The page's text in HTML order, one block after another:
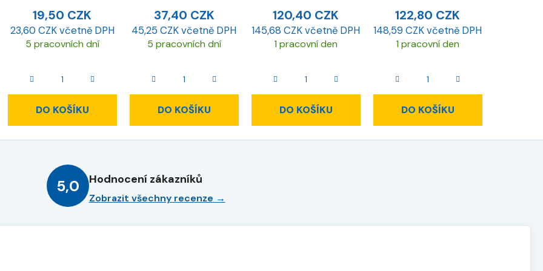
19,50 CZK
23,60 CZK včetně DPH
5 pracovních dní
DO KOŠÍKU
37,40 CZK
45,25 CZK včetně DPH
5 pracovních dní
DO KOŠÍKU
120,40 CZK
145,68 CZK včetně DPH
1 pracovní den
DO KOŠÍKU
122,80 CZK
148,59 CZK včetně DPH
1 pracovní den
DO KOŠÍKU
5,0 Hodnocení zákazníků
Zobrazit všechny recenze →